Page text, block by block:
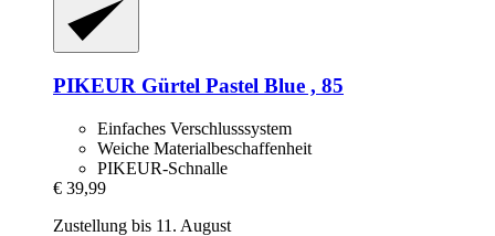
PIKEUR Gürtel Pastel Blue , 85
Einfaches Verschlusssystem
Weiche Materialbeschaffenheit
PIKEUR-Schnalle
€ 39,99
Zustellung bis 11. August